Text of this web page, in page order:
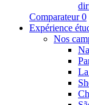
Comparateur 0
Expérience
Nos